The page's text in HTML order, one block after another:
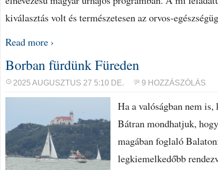
kiválasztás volt és természetesen az orvos-
Read more ›
Borban fürdünk Füreden
2025 AUGUSZTUS 27 5:10 DE. 9 HOZZÁSZÓLÁS
Ha a valóságban nem
Bátran mondhatjuk,
magában foglaló
legkiemelkedőbb